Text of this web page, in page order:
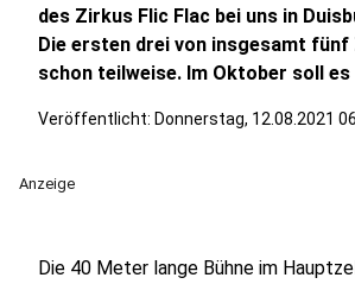
des Zirkus Flic Flac bei uns in
Die ersten drei von insgesamt
schon teilweise. Im Oktober soll es
Veröffentlicht: Donnerstag, 12.08.2021
Anzeige
Die 40 Meter lange Bühne im